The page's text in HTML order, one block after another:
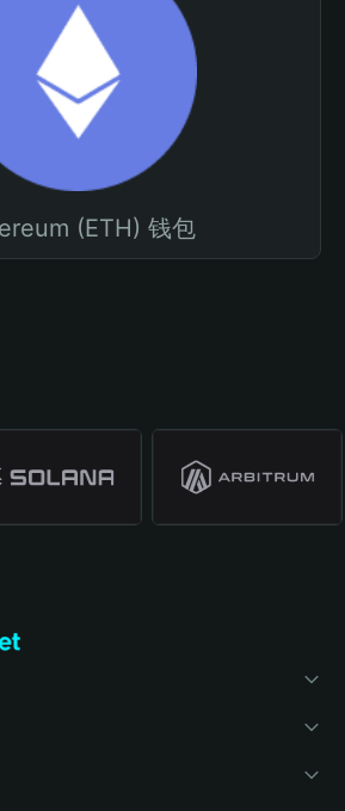
(ETH) 钱包